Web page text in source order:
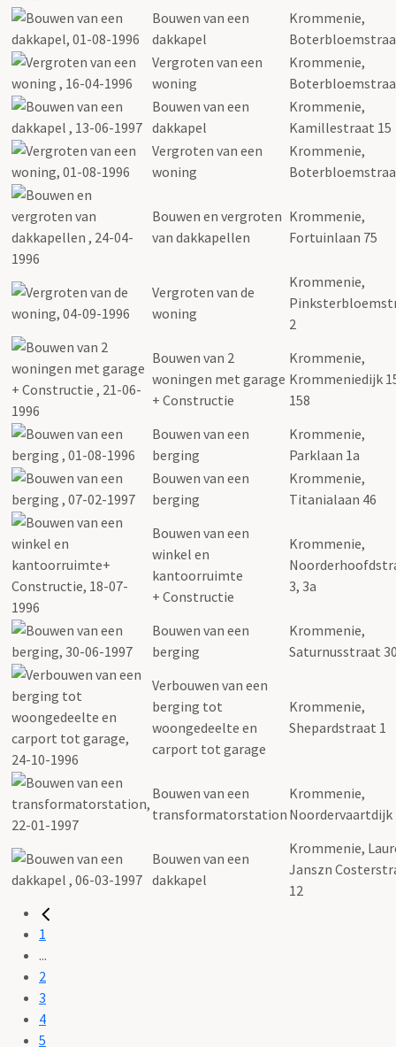
Bouwen van een
dakkapel
Krommenie,
Vergroten van een
woning
Krommenie,
Bouwen van een
dakkapel
Krommenie,
Kamillestraat 15
Vergroten van een
woning
Krommenie,
Bouwen en vergroten
van dakkapellen
Krommenie,
Fortuinlaan 75
Vergroten van de
woning
Krommenie,
2
Bouwen van 2
woningen met garage
+ Constructie
Krommenie,
Krommeniedijk
158
Bouwen van een
berging
Krommenie,
Parklaan 1a
Bouwen van een
berging
Krommenie,
Titanialaan 46
Bouwen van een
winkel en
kantoorruimte
+ Constructie
Krommenie,
3, 3a
Bouwen van een
berging
Krommenie,
Saturnusstraat
Verbouwen van een
berging tot
woongedeelte en
carport tot garage
Krommenie,
Shepardstraat 1
Bouwen van een
transformatorstation
Krommenie,
Noordervaartdijk
Bouwen van een
dakkapel
Krommenie,
Janszn
12
1
...
2
3
4
5